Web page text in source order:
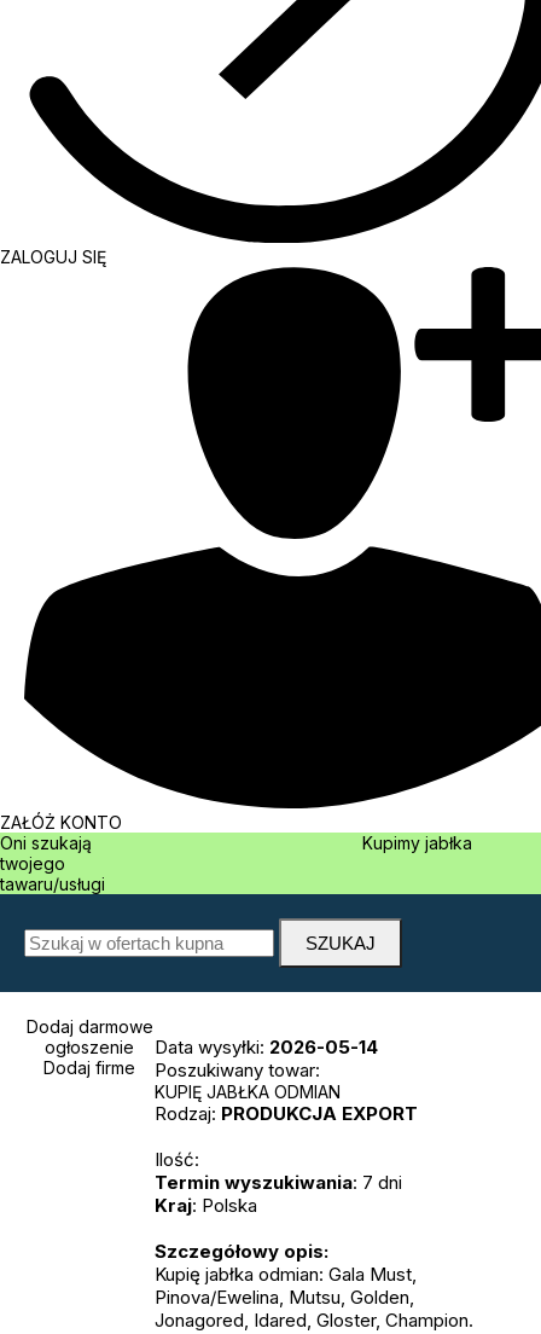
ZALOGUJ SIĘ
ZAŁÓŻ KONTO
Oni szukają
twojego
tawaru/usługi
Kupimy jabłka
Dodaj darmowe
ogłoszenie
Dodaj firme
Data wysyłki: 2026-05-14
Poszukiwany towar:
KUPIĘ JABŁKA ODMIAN
Rodzaj: PRODUKCJA EXPORT
Ilość:
Termin wyszukiwania: 7 dni
Kraj: Polska
Szczegółowy opis:
Kupię jabłka odmian: Gala Must,
Pinova/Ewelina, Mutsu, Golden,
Jonagored, Idared, Gloster, Champion.